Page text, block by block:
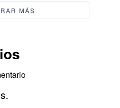
en adelante su suerte
unida a los dioses
cuando se trata de
MÁS